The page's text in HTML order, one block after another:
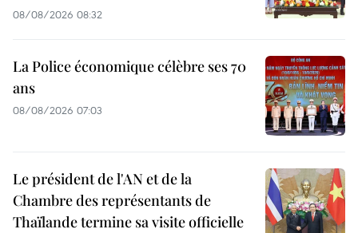
08/08/2026 08:32
La Police économique célèbre ses 70
ans
08/08/2026 07:03
Le président de l'AN et de la
Chambre des représentants de
Thaïlande termine sa visite officielle